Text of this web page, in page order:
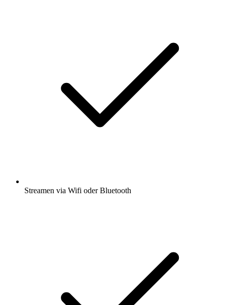
Streamen via Wifi oder Bluetooth